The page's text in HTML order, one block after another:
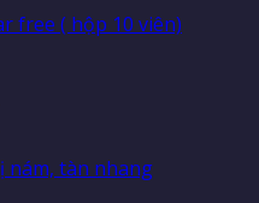
free ( hộp 10 viên)
nám, tàn nhang